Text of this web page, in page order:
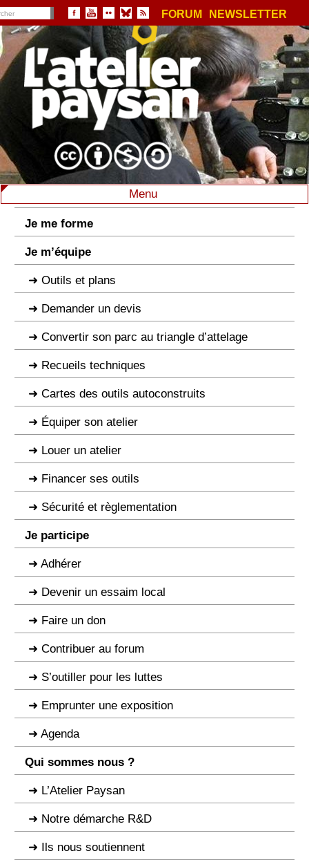
FORUM NEWSLETTER
Menu
Je me forme
Je m’équipe
Outils et plans
Demander un devis
Convertir son parc au triangle d’attelage
Recueils techniques
Cartes des outils autoconstruits
Équiper son atelier
Louer un atelier
Financer ses outils
Sécurité et règlementation
Je participe
Adhérer
Devenir un essaim local
Faire un don
Contribuer au forum
S’outiller pour les luttes
Emprunter une exposition
Agenda
Qui sommes nous ?
L’Atelier Paysan
Notre démarche R&D
Ils nous soutiennent